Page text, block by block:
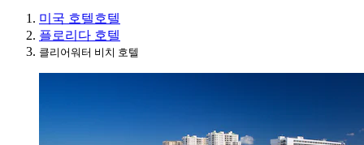
미국 호텔호텔
플로리다 호텔
클리어워터 비치 호텔